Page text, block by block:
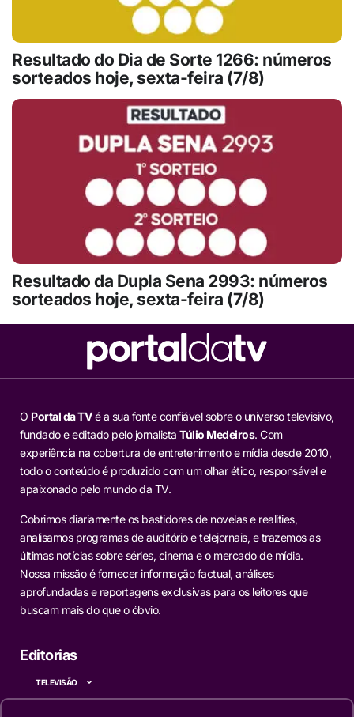
Resultado do Dia de Sorte 1266: números
sorteados hoje, sexta-feira (7/8)
Resultado da Dupla Sena 2993: números
sorteados hoje, sexta-feira (7/8)
O Portal da TVé a sua fonte confiável sobre o universo televisivo,
fundado e editado pelo jornalista Túlio Medeiros. Com
experiência na cobertura de entretenimento e mídia desde 2010,
todo o conteúdo é produzido com um olhar ético, responsável e
apaixonado pelo mundo da TV.
Cobrimos diariamente os bastidores de novelas e realities,
analisamos programas de auditório e telejornais, e trazemos as
últimas notícias sobre séries, cinema e o mercado de mídia.
Nossa missão é fornecer informação factual, análises
aprofundadas e reportagens exclusivas para os leitores que
buscam mais do que o óbvio.
Editorias
TELEVISÃO
NOVELAS